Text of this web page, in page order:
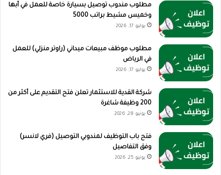
مطلوب مندوب توصيل بسيارة خاصة للعمل في أبها
وخميس مشيط براتب 5000
يوليو 17, 2026
مطلوب موظف مبيعات ميداني (راوتر منزلي) للعمل
في الرياض
يوليو 17, 2026
شركة القدية للاستثمار تعلن فتح التقديم على أكثر من
200 وظيفة شاغرة
يونيو 28, 2026
فتح باب التوظيف لمندوبي التوصيل (فري لانسر)
وفق التفاصيل
يونيو 25, 2026